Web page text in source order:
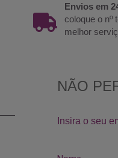
Envios em
coloque o nº
melhor